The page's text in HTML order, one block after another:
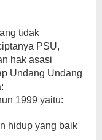
tidak
PSU,
hak asasi
Undang Undang
1999 yaitu:
hidup yang baik